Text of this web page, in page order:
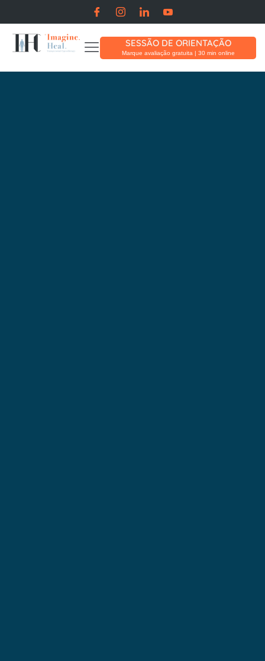
SESSÃO DE ORIENTAÇÃO
Marque avaliação gratuita | 30 min online